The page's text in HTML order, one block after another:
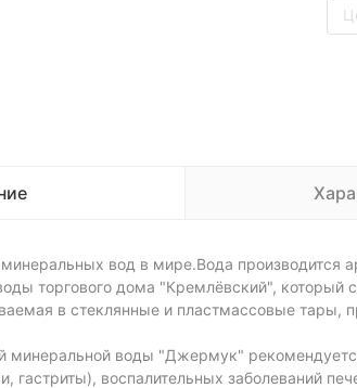
вод в мире.Вода производится
торгового дома "Кремлёвский",
в стеклянные и пластмассовые
минеральной воды "Джермук"
гастриты), воспалительных заболеваний